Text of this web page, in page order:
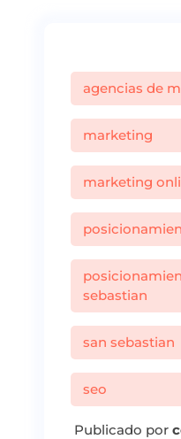
agencias de
marketing
marketing
sebastian
san sebastian
seo
Publicado por